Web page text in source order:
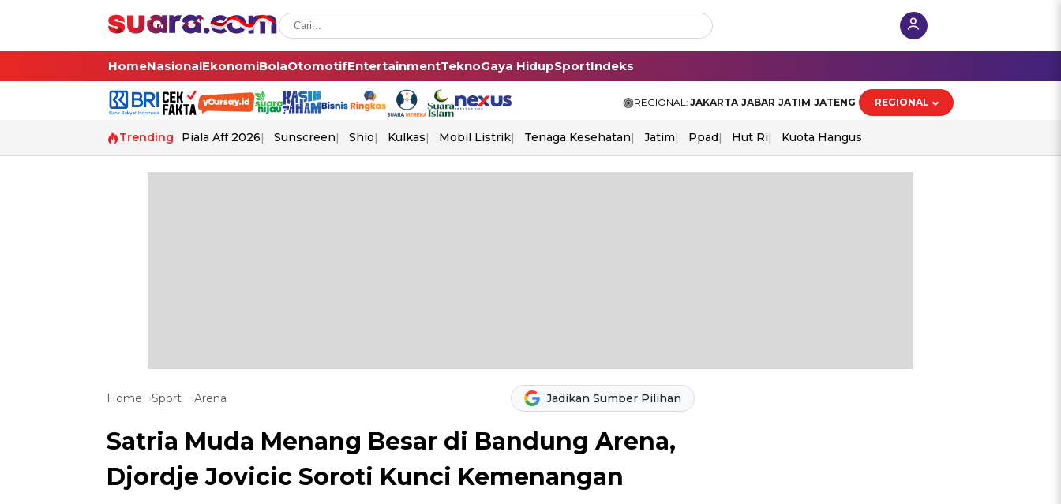
HomeNasionalEkonomiBolaOtomotifEntertainmentTeknoGaya HidupSportIndeks
REGIONAL: JAKARTA JABAR JATIM JATENG REGIONAL
Trending Piala Aff 2026 Sunscreen Shio Kulkas Mobil Listrik Tenaga Kesehatan Jatim Ppad Hut Ri Kuota Hangus
Home Sport Arena Jadikan Sumber Pilihan
Satria Muda Menang Besar di Bandung Arena,
Djordje Jovicic Soroti Kunci Kemenangan